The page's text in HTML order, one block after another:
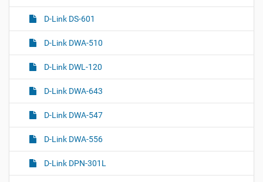
D-Link DS-601
D-Link DWA-510
D-Link DWL-120
D-Link DWA-643
D-Link DWA-547
D-Link DWA-556
D-Link DPN-301L